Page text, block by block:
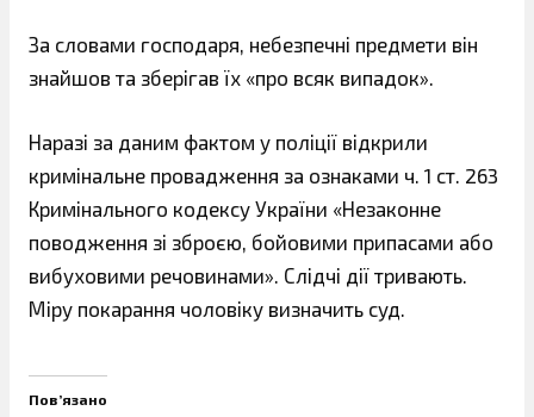
За словами господаря, небезпечні предмети він
знайшов та зберігав їх «про всяк випадок».
Наразі за даним фактом у поліції відкрили
кримінальне провадження за ознаками ч. 1 ст. 263
Кримінального кодексу України «Незаконне
поводження зі зброєю, бойовими припасами або
вибуховими речовинами». Слідчі дії тривають.
Міру покарання чоловіку визначить суд.
Пов’язано